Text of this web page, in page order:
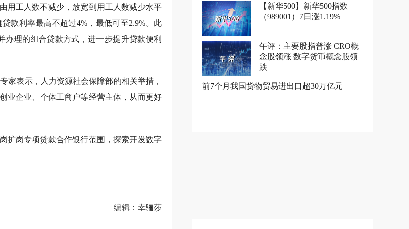
用工人数不减少，放宽到用工人数减少水平
款利率最高不超过4%，最低可至2.9%。此
办理的组合贷款方式，进一步提升贷款便利
家表示，人力资源社会保障部的相关举措，
业企业、个体工商户等经营主体，从而更好
扩岗专项贷款合作银行范围，探索开发数字
编辑：幸骊莎
【新华500】新华500指数
（989001）7日涨1.19%
午评：主要股指普涨 CRO概
念股领涨 数字货币概念股领
跌
前7个月我国货物贸易进出口超30万亿元